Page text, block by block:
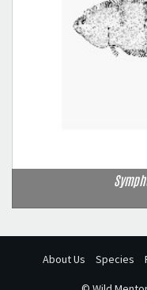
About Us Species